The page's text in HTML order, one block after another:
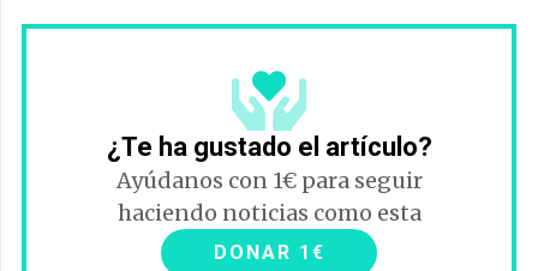
¿Te ha gustado el artículo?
Ayúdanos con 1€ para seguir
haciendo noticias como esta
DONAR 1€